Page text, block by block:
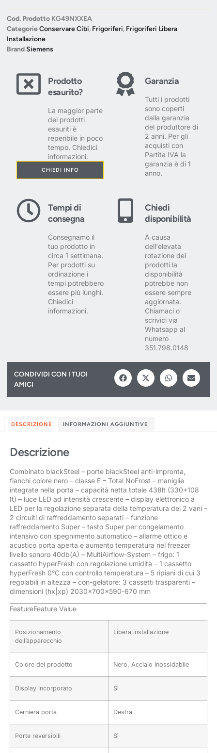
Cod. Prodotto KG49NXXEA
CategorieConservare Cibi, Frigoriferi, Frigoriferi Libera
Installazione
BrandSiemens
Prodotto
esaurito?
La maggior parte
dei prodotti
esauriti è
reperibile in poco
tempo. Chiedici
informazioni.
CHIEDI INFO
Garanzia
Tutti i prodotti
sono coperti
dalla garanzia
del produttore di
2 anni. Per gli
acquisti con
Partita IVA la
garanzia è di 1
anno.
Tempi di
consegna
Consegnamo il
tuo prodotto in
circa 1 settimana.
Per prodotti su
ordinazione i
tempi potrebbero
essere più lunghi.
Chiedici
informazioni.
Chiedi
disponibilità
A causa
dell'elevata
rotazione dei
prodotti la
disponibilità
potrebbe non
essere sempre
aggiornata.
Chiamaci o
scrivici via
Whatsapp al
numero
351.798.0148
CONDIVIDI CON I TUOI
AMICI
DESCRIZIONE INFORMAZIONI AGGIUNTIVE
Descrizione
Combinato blackSteel – porte blackSteel anti-impronta,
fianchi colore nero – classe E – Total NoFrost – maniglie
integrate nella porta – capacità netta totale 438lt (330+108
It) – luce LED ad intensità crescente – display elettronico a
LED per la regolazione separata della temperatura dei 2 vani –
2 circuiti di raffreddamento separati – funzione
raffreddamento Super – tasto Super per congelamento
intensivo con spegnimento automatico – allarme ottico e
acustico porta aperta e aumento temperatura nel freezer
livello sonoro 40db(A) – MultiAirflow-System – frigo: 1
cassetto hyperFresh con regolazione umidità – 1 cassetto
hyperFresh 0°C con controllo temperatura – 5 ripiani di cui 3
regolabili in altezza – con-gelatore: 3 cassetti trasparenti –
dimensioni (hx|xp) 2030x700x590-670 mm
FeatureFeature Value
Posizionamento
dell’apparecchio
Libera installazione
Colore del prodotto Nero, Acciaio inossidabile
Display incorporato Sì
Cerniera porta Destra
Porte reversibili Sì